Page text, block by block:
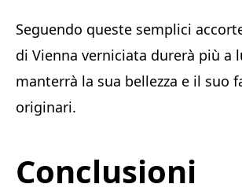
Seguendo queste semplici
di Vienna verniciata durerà più a
manterrà la sua bellezza e il suo
originari.
Conclusioni